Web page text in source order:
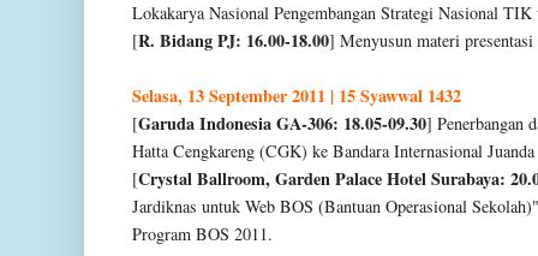
Lokakarya Nasional Pengembangan Strategi Nasional
[R. Bidang PJ: 16.00-18.00] Menyusun materi
Selasa, 13 September 2011 | 15 Syawwal 1432
[Garuda Indonesia GA-306: 18.05-09.30] Penerbangan
Hatta Cengkareng (CGK) ke Bandara Internasional
[Crystal Ballroom, Garden Palace Hotel Surabaya:
Jardiknas untuk Web BOS (Bantuan Operasional
Program BOS 2011.